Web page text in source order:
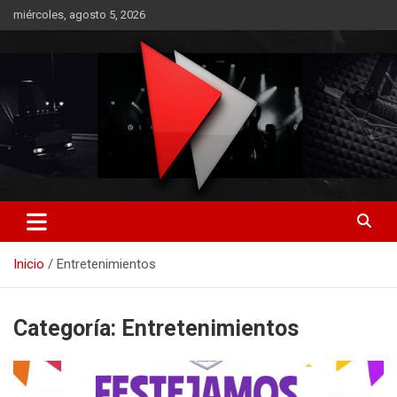
Saltar
al
miércoles, agosto 5, 2026
RO CONTENIDOS
Inicio Entretenimientos
Categoría: Entretenimientos